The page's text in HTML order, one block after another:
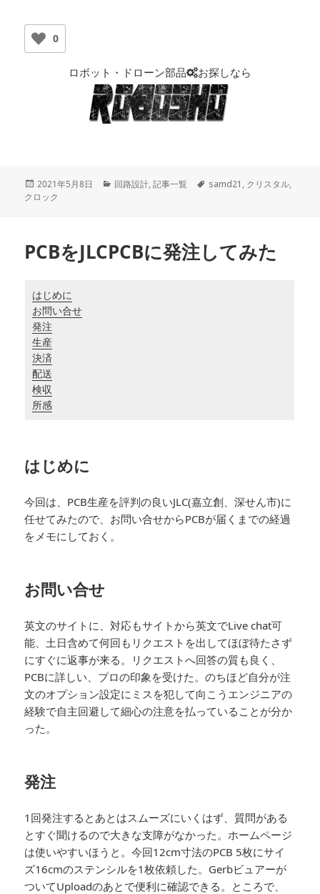
0
ロボット・ドローン部品 お探しなら
投
稿
2021年5月8日
カ
回路設計,記事一覧
タ
samd21 , クリスタル,
クロック
PCBをJLCPCBに発注してみた
はじめに
お問い合せ
発注
生産
決済
配送
検収
所感
はじめに
今回は、PCB生産を評判の良いJLC(嘉立創、深せん市)に
任せてみたので、お問い合せからPCBが届くまでの経過
をメモにしておく。
お問い合せ
英文のサイトに、対応もサイトから英文でLive chat可
能、土日含めて何回もリクエストを出してほぼ待たさず
にすぐに返事が来る。リクエストへ回答の質も良く、
PCBに詳しい、プロの印象を受けた。のちほど自分が注
文のオプション設定にミスを犯して向こうエンジニアの
経験で自主回避して細心の注意を払っていることが分か
った。
発注
1回発注するとあとはスムーズにいくはず、質問がある
とすぐ聞けるので大きな支障がなかった。ホームページ
は使いやすいほうと。今回12cm寸法のPCB 5枚にサイ
ズ16cmのステンシルを1枚依頼した。Gerbビュアーが
ついてUploadのあとで便利に確認できる。ところで、